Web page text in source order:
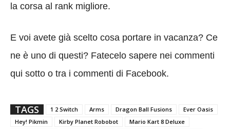
la corsa al rank migliore.
E voi avete già scelto cosa portare in vacanza? Ce
ne è uno di questi? Fatecelo sapere nei commenti
qui sotto o tra i commenti di Facebook.
TAGS 1 2 Switch Arms Dragon Ball Fusions
Ever Oasis
Hey! Pikmin
Kirby Planet Robobot
Mario Kart 8 Deluxe